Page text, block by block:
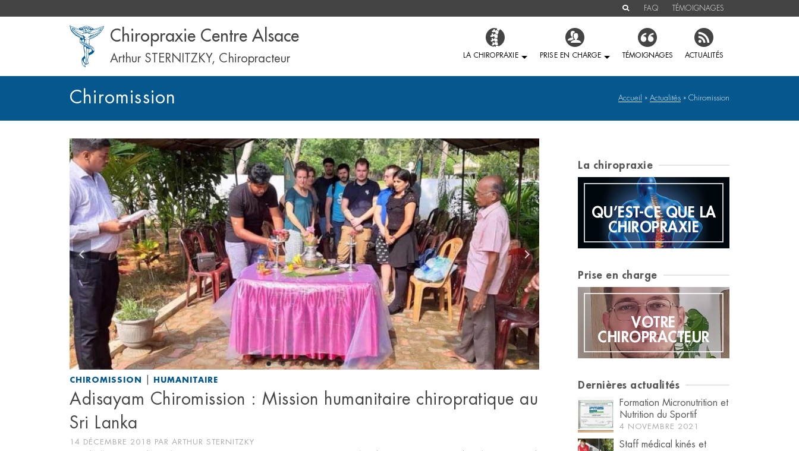
FAQ TÉMOIGNAGES
Chiropraxie Centre Alsace
Arthur STERNITZKY, Chiropracteur LA CHIROPRAXIE PRISE EN CHARGE TÉMOIGNAGES ACTUALITÉS
Chiromission Accueil » Actualités » Chiromission
CHIROMISSION HUMANITAIRE
Adisayam Chiromission : Mission humanitaire chiropratique au
Sri Lanka
14 DÉCEMBRE 2018 PAR ARTHUR STERNITZKY
La chiropraxie
HISTORIQUE
QU’EST-CE QUE LA
CHIROPRAXIE
Prise en charge
CHIROPRACTEUR
COLMAR
VOTRE
CHIROPRACTEUR
Dernières actualités
Formation Micronutrition et
Nutrition du Sportif
4 NOVEMBRE 2021
Staff médical kinés et